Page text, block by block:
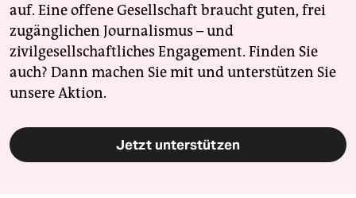
auf. Eine offene Gesellschaft braucht guten, frei
zugänglichen Journalismus – und
zivilgesellschaftliches Engagement. Finden Sie
auch? Dann machen Sie mit und unterstützen Sie
unsere Aktion.
Jetzt unterstützen